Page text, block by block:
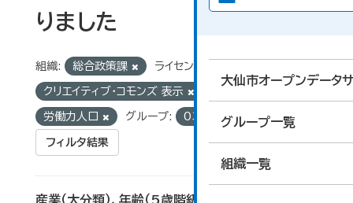
大仙市オープンデータ
グループ一覧
組織一覧
りました
組織: 総合政策課 ライセンス:
クリエイティブ・コモンズ 表示
労働力人口 グループ: 03_労働・賃金
フィルタ結果
産業（大分類）、年齢（5歳階級）、15歳以上就業者